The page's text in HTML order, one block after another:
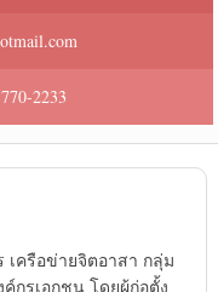
2233
ครือข่ายจิตอาสา กลุ่ม
กรเอกชน โดยผู้ก่อตั้ง